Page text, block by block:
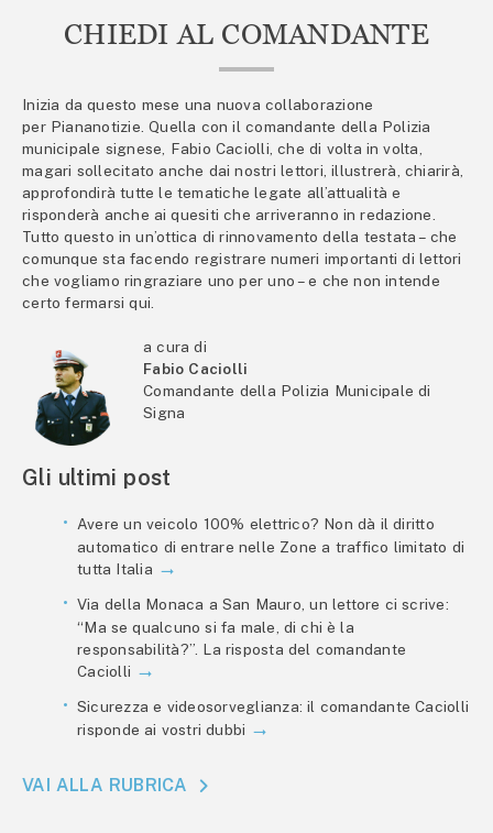
CHIEDI AL COMANDANTE
Inizia da questo mese una nuova collaborazione
per Piananotizie. Quella con il comandante della Polizia
municipale signese, Fabio Caciolli, che di volta in volta,
magari sollecitato anche dai nostri lettori, illustrerà, chiarirà,
approfondirà tutte le tematiche legate all’attualità e
risponderà anche ai quesiti che arriveranno in redazione.
Tutto questo in un’ottica di rinnovamento della testata – che
comunque sta facendo registrare numeri importanti di lettori
che vogliamo ringraziare uno per uno – e che non intende
certo fermarsi qui.
a cura di
Fabio Caciolli
Comandante della Polizia Municipale di
Signa
Gli ultimi post
Avere un veicolo 100% elettrico? Non dà il diritto
automatico di entrare nelle Zone a traffico limitato di
tutta Italia
Via della Monaca a San Mauro, un lettore ci scrive:
“Ma se qualcuno si fa male, di chi è la
responsabilità?”. La risposta del comandante
Caciolli
Sicurezza e videosorveglianza: il comandante Caciolli
risponde ai vostri dubbi
VAI ALLA RUBRICA